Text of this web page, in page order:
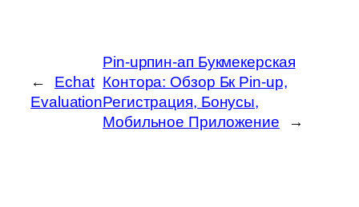
←
Echat
Evaluation
Pin-upпин-ап Букмекерская
Контора: Обзор Бк Pin-up,
Регистрация, Бонусы,
Мобильное Приложение
→